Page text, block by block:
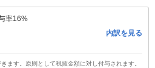
率16%
内訳を見る
ます。原則として税抜金額に対し付与されます。